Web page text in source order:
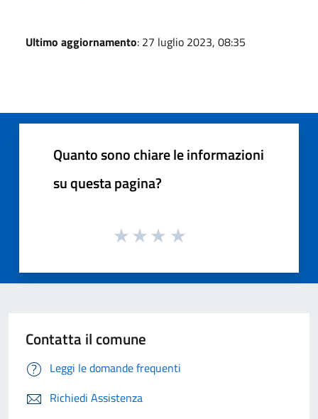
Ultimo aggiornamento: 27 luglio 2023, 08:35
Quanto sono chiare le informazioni
su questa pagina?
Contatta il comune
Leggi le domande frequenti
Richiedi Assistenza